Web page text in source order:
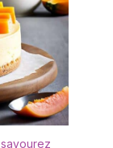
à
】
tray est
il
gardant
au
goût.
: Nos
de